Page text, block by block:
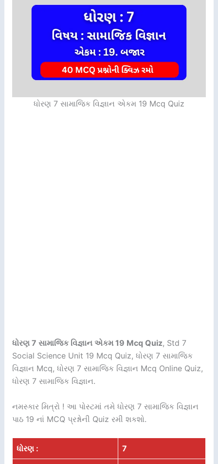
ધોરણ 7 સામાજિક વિજ્ઞાન એકમ 19 Mcq Quiz
ધોરણ 7 સામાજિક વિજ્ઞાન એકમ 19 Mcq Quiz, Std 7
Social Science Unit 19 Mcq Quiz, ધોરણ 7 સામાજિક
વિજ્ઞાન Mcq, ધોરણ 7 સામાજિક વિજ્ઞાન Mcq Online Quiz,
ધોરણ 7 સામાજિક વિજ્ઞાન.
નમસ્કાર મિત્રો ! આ પોસ્ટમાં તમે ધોરણ 7 સામાજિક વિજ્ઞાન
પાઠ 19 નાં MCQ પ્રશ્નોની Quiz રમી શકશો.
ધોરણ : 7